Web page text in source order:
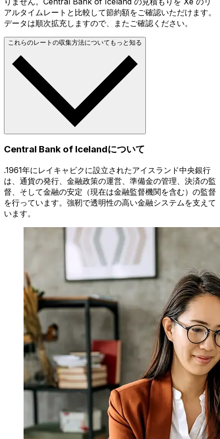
アルタイムレートと比較して節約額をご確認いただけます。
データは順次拡充しますので、またご確認ください。
これらのレートの収集方法についてもっと知る
Central Bank of Icelandについて
.1961年にレイキャビクに設立されたアイスランド中央銀行
は、通貨の発行、金融政策の運営、準備金の管理、決済の監
督、そして金融の安定（現在は金融監督機関を含む）の監督
を行っています。強靭で透明性の高い金融システムを支えて
います。